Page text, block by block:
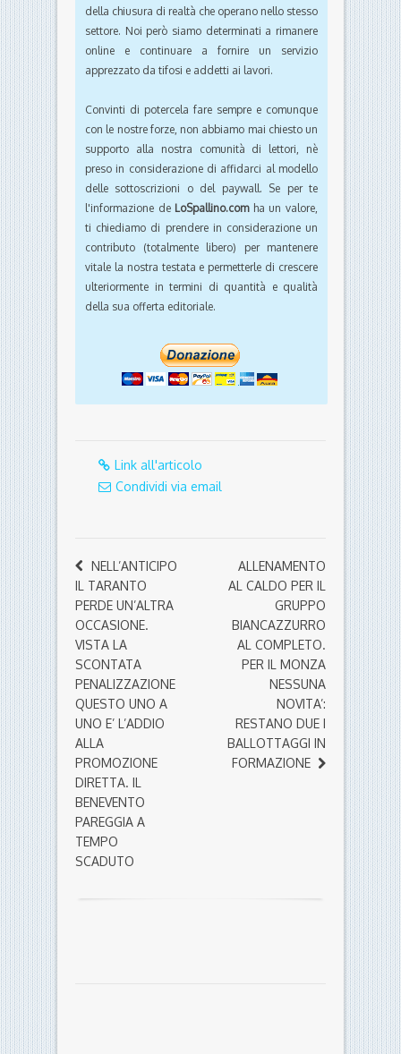
della chiusura di realtà che operano nello stesso
settore. Noi però siamo determinati a rimanere
online e continuare a fornire un servizio
apprezzato da tifosi e addetti ai lavori.
Convinti di potercela fare sempre e comunque
con le nostre forze, non abbiamo mai chiesto un
supporto alla nostra comunità di lettori, nè
preso in considerazione di affidarci al modello
delle sottoscrizioni o del paywall. Se per te
l'informazione de LoSpallino.comha un valore,
ti chiediamo di prendere in considerazione un
contributo (totalmente libero) per mantenere
vitale la nostra testata e permetterle di crescere
ulteriormente in termini di quantità e qualità
della sua offerta editoriale.
Link all'articolo
Condividi via email
NELL’ANTICIPO
IL TARANTO
PERDE UN’ALTRA
OCCASIONE.
VISTA LA
SCONTATA
PENALIZZAZIONE
QUESTO UNO A
UNO E’ L’ADDIO
ALLA
PROMOZIONE
DIRETTA. IL
BENEVENTO
PAREGGIA A
TEMPO
SCADUTO
ALLENAMENTO
AL CALDO PER IL
GRUPPO
BIANCAZZURRO
AL COMPLETO.
PER IL MONZA
NESSUNA
NOVITA’:
RESTANO DUE I
BALLOTTAGGI IN
FORMAZIONE